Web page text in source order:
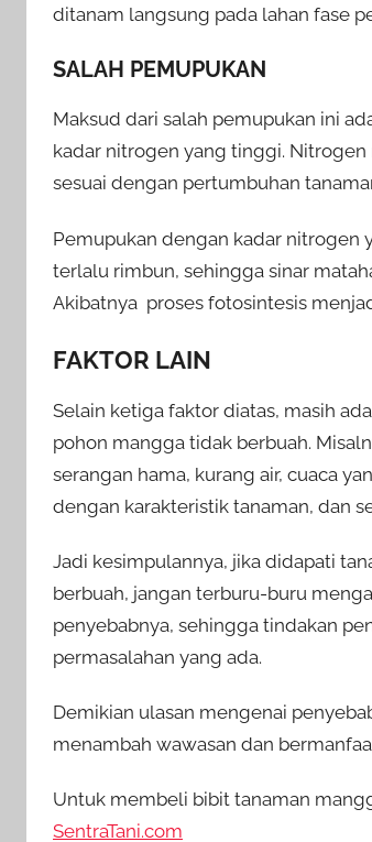
ditanam langsung pada lahan fase
SALAH PEMUPUKAN
Maksud dari salah pemupukan ini
kadar nitrogen yang tinggi.
sesuai dengan pertumbuhan
Pemupukan dengan kadar nitrogen
terlalu rimbun, sehingga sinar
Akibatnya proses fotosintesis
FAKTOR LAIN
Selain ketiga faktor diatas, masih
pohon mangga tidak berbuah.
serangan hama, kurang air, cuaca
dengan karakteristik tanaman, dan
Jadi kesimpulannya, jika didapati
berbuah, jangan terburu-buru
penyebabnya, sehingga tindakan
permasalahan yang ada.
Demikian ulasan mengenai
menambah wawasan dan
Untuk membeli bibit tanaman
SentraTani.com